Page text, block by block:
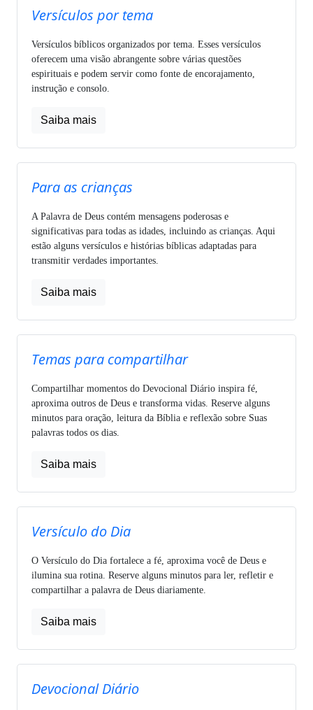
Versículos por tema
Versículos bíblicos organizados por tema. Esses versículos
oferecem uma visão abrangente sobre várias questões
espirituais e podem servir como fonte de encorajamento,
instrução e consolo.
Saiba mais
Para as crianças
A Palavra de Deus contém mensagens poderosas e
significativas para todas as idades, incluindo as crianças. Aqui
estão alguns versículos e histórias bíblicas adaptadas para
transmitir verdades importantes.
Saiba mais
Temas para compartilhar
Compartilhar momentos do Devocional Diário inspira fé,
aproxima outros de Deus e transforma vidas. Reserve alguns
minutos para oração, leitura da Bíblia e reflexão sobre Suas
palavras todos os dias.
Saiba mais
Versículo do Dia
O Versículo do Dia fortalece a fé, aproxima você de Deus e
ilumina sua rotina. Reserve alguns minutos para ler, refletir e
compartilhar a palavra de Deus diariamente.
Saiba mais
Devocional Diário